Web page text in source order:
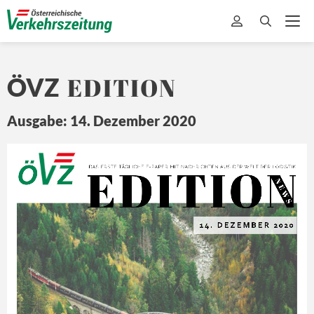
ÖVZ EDITION
Ausgabe: 14. Dezember 2020
Z
Ö EDITION
DAS ERSTE TÄ GLICHE E- PAPER MIT NA CHRICHTEN A US DER WELT DER LOGISTIK
N E
W S
14. DEZEMBER 2020